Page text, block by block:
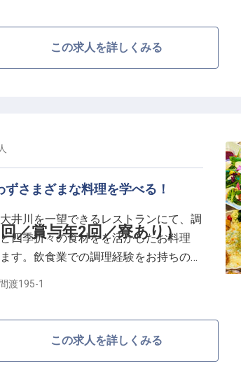
お客様に心からの安らぎと感動をお届
の福利厚生】
ン部門との連携を通じて幅広い経験を
磨きながら、これまでの経験や挑戦し
メントポジションへのステップアップ
勤も可能で、長く安心して働ける環境
リアアップを応援する温かい職場で
この求人を詳しくみる
／賞与年2回／寮あり）
さまざまな料理を学べる！
井川を一望できるレストランにて、調
四季折々の食材をを活かしたお料理
す。飲食業での調理経験をお持ちの
がある方は、その経験を活かすことが
心してスタートすることができます。
渡195-1
この求人を詳しくみる